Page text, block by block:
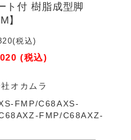
ト付 樹脂成型脚
】
(税込)
(税込)
オカムラ
FMP/C68AXS-
FMP/C68AXZ-